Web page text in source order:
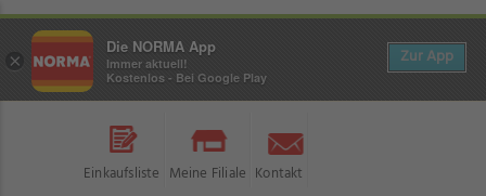
Einkaufsliste Meine Filiale Kontakt
×
Die NORMA App
Immer aktuell!
Kostenlos - Bei Google Play
Zur App